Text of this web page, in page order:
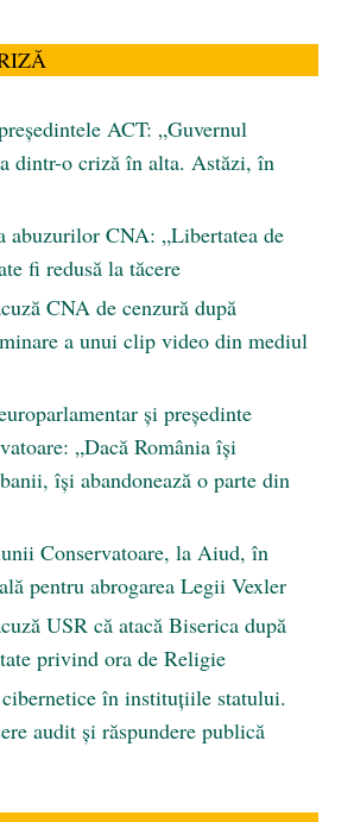
ACT: „Guvernul
dintr-o criză în alta. Astăzi, în
abuzurilor CNA: „Libertatea de
fi redusă la tăcere
CNA de cenzură după
a unui clip video din mediul
și președinte
„Dacă România își
își abandonează o parte din
Conservatoare, la Aiud, în
pentru abrogarea Legii Vexler
USR că atacă Biserica după
privind ora de Religie
în instituțiile statului.
audit și răspundere publică